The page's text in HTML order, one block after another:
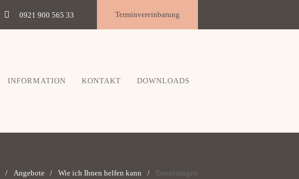
0921 900 565 33 Terminvereinbarung
INFORMATION KONTAKT DOWNLOADS
Angebote Wie ich Ihnen helfen kann Essstörungen